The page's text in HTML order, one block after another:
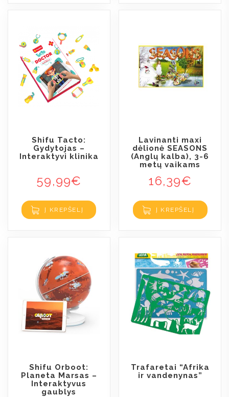
Shifu Tacto:
Gydytojas –
Interaktyvi klinika
59,99€
Į KREPŠELĮ
Lavinanti maxi
dėlionė SEASONS
(Anglų kalba), 3-6
metų vaikams
16,39€
Į KREPŠELĮ
Shifu Orboot:
Planeta Marsas –
Interaktyvus
gaublys
Trafaretai “Afrika
ir vandenynas”